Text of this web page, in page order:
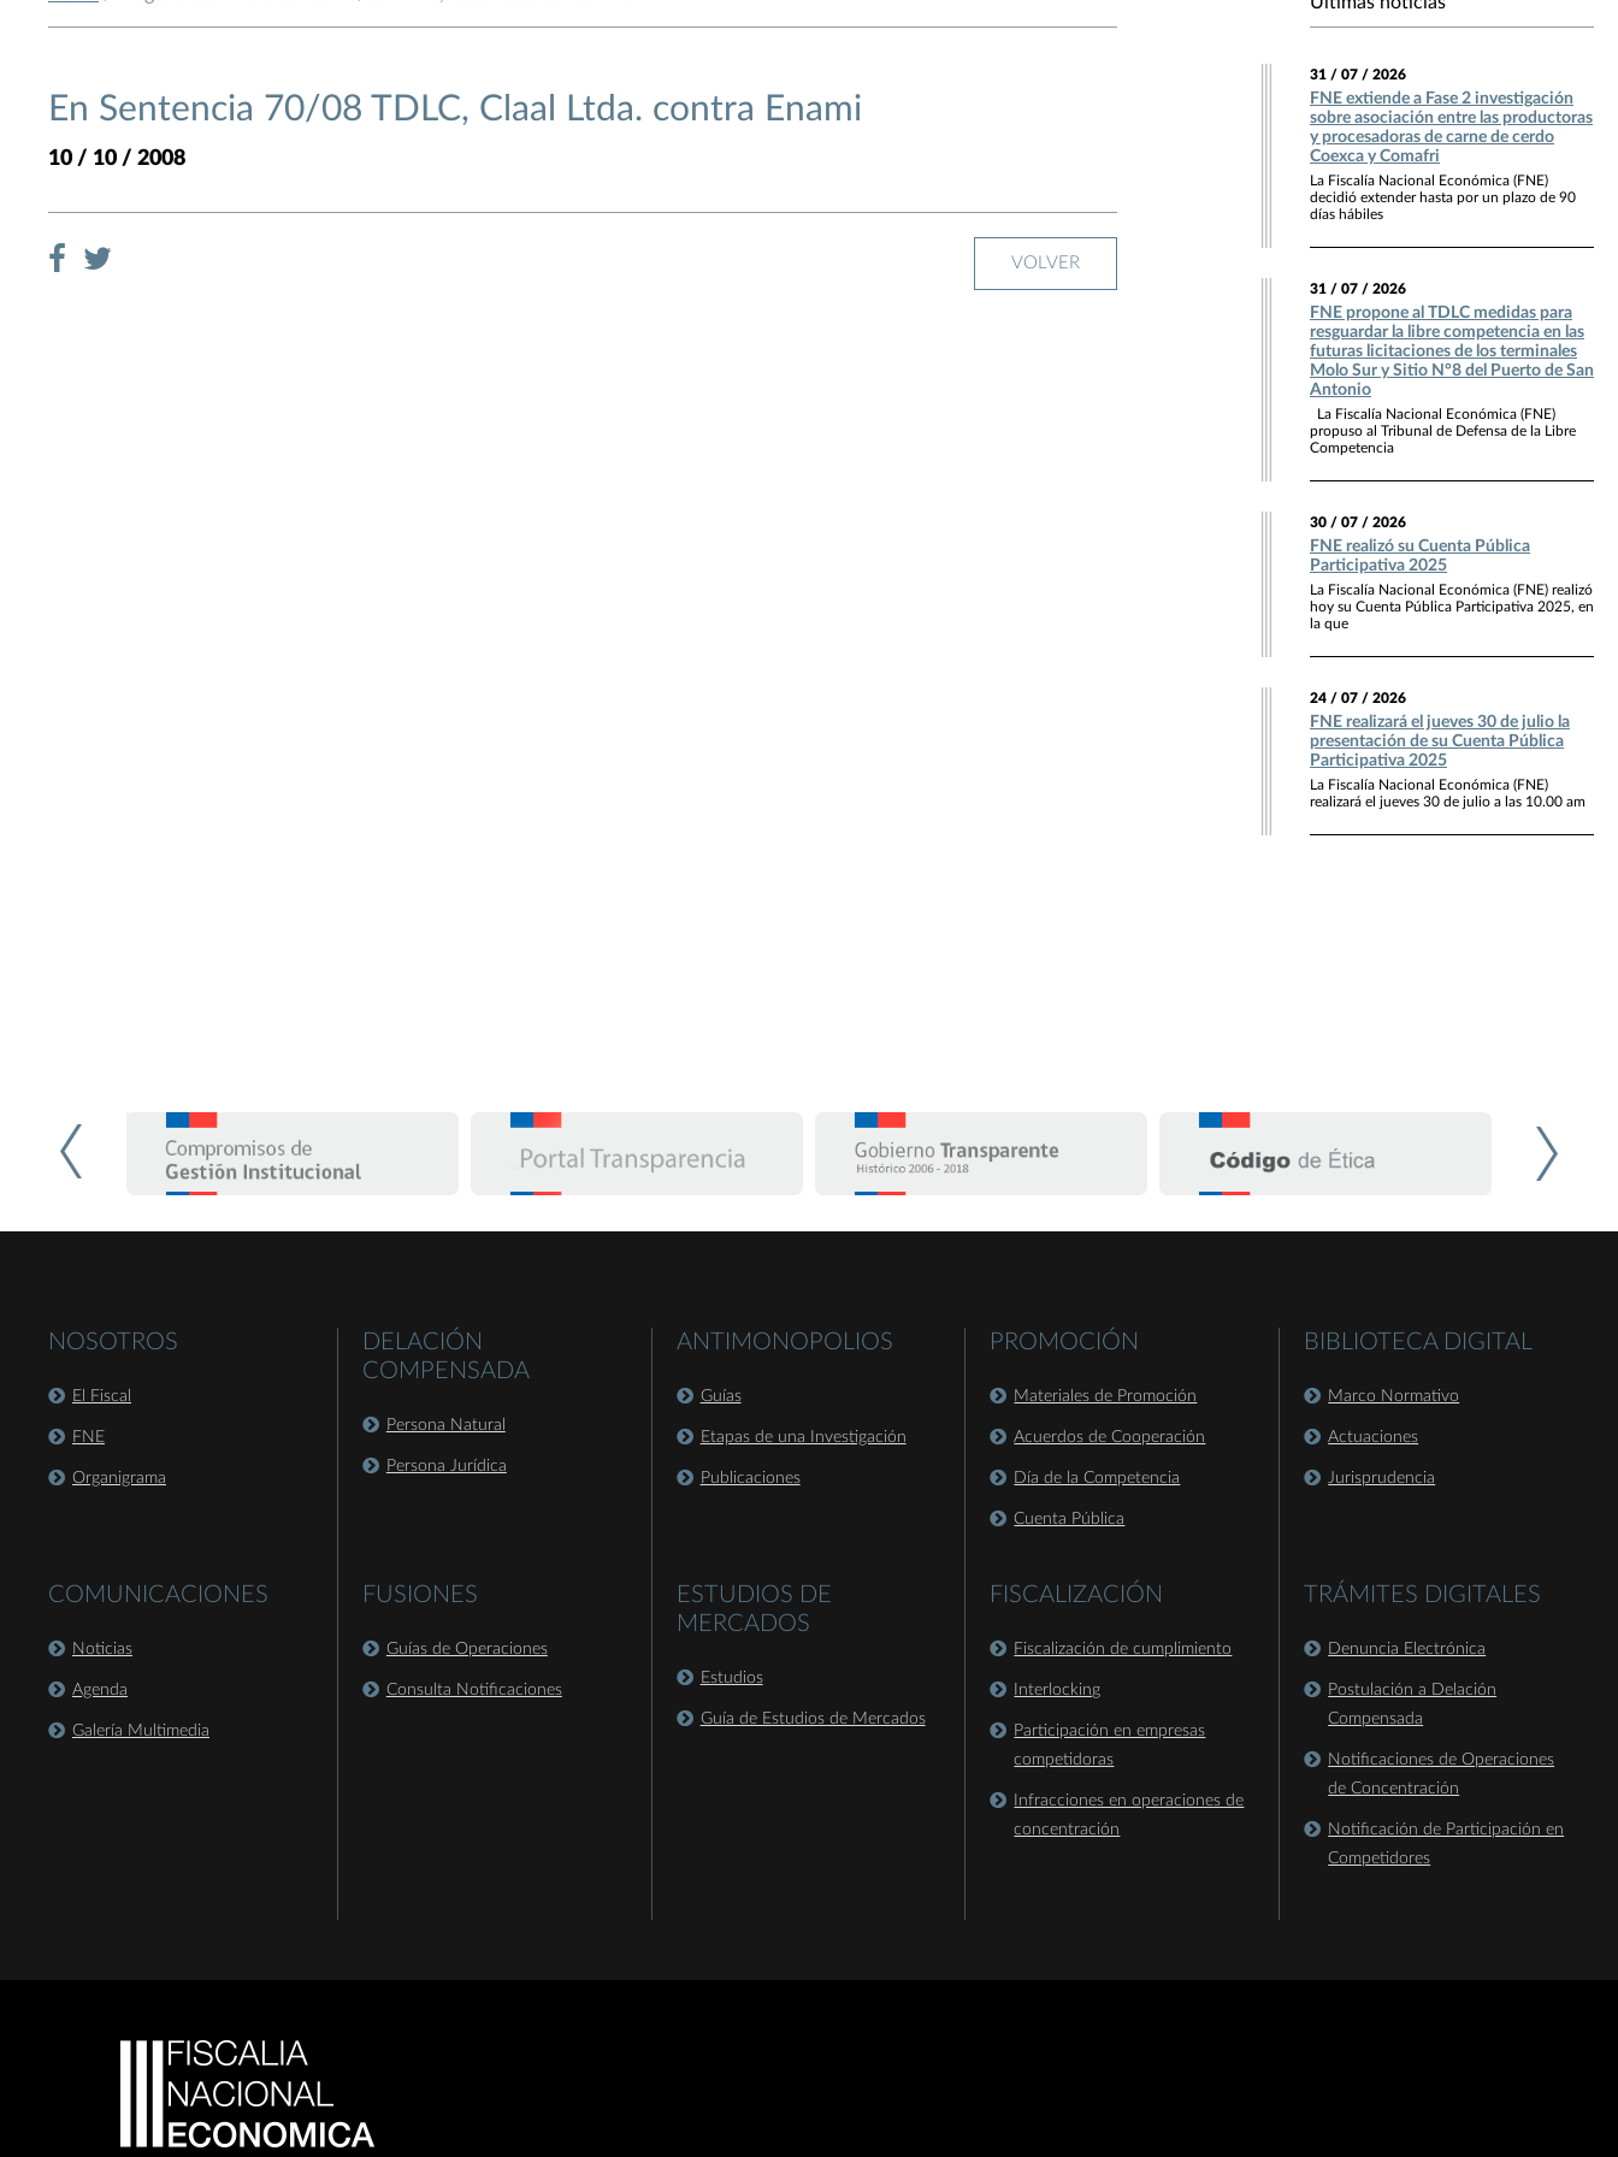
En Sentencia 70/08 TDLC, Claal Ltda. contra Enami
10 / 10 / 2008
VOLVER
31 / 07 / 2026
FNE extiende a Fase 2 investigación
sobre asociación entre las productoras
y procesadoras de carne de cerdo
Coexca y Comafri
La Fiscalía Nacional Económica (FNE)
decidió extender hasta por un plazo de 90
días hábiles
31 / 07 / 2026
FNE propone al TDLC medidas para
resguardar la libre competencia en las
futuras licitaciones de los terminales
Molo Sur y Sitio N°8 del Puerto de San
Antonio
La Fiscalía Nacional Económica (FNE)
propuso al Tribunal de Defensa de la Libre
Competencia
30 / 07 / 2026
FNE realizó su Cuenta Pública
Participativa 2025
La Fiscalía Nacional Económica (FNE) realizó
hoy su Cuenta Pública Participativa 2025, en
la que
24 / 07 / 2026
FNE realizará el jueves 30 de julio la
presentación de su Cuenta Pública
Participativa 2025
La Fiscalía Nacional Económica (FNE)
realizará el jueves 30 de julio a las 10.00 am
NOSOTROS
El Fiscal
FNE
Organigrama
COMUNICACIONES
Noticias
Agenda
Galería Multimedia
DELACIÓN
COMPENSADA
Persona Natural
Persona Jurídica
FUSIONES
Guías de Operaciones
Consulta Notificaciones
ANTIMONOPOLIOS
Guías
Etapas de una Investigación
Publicaciones
ESTUDIOS DE
MERCADOS
Estudios
Guía de Estudios de Mercados
PROMOCIÓN
Materiales de Promoción
Acuerdos de Cooperación
Día de la Competencia
Cuenta Pública
FISCALIZACIÓN
Fiscalización de cumplimiento
Interlocking
Participación en empresas
competidoras
Infracciones en operaciones de
concentración
BIBLIOTECA DIGITAL
Marco Normativo
Actuaciones
Jurisprudencia
TRÁMITES DIGITALES
Denuncia Electrónica
Postulación a Delación
Compensada
Notificaciones de Operaciones
de Concentración
Notificación de Participación en
Competidores